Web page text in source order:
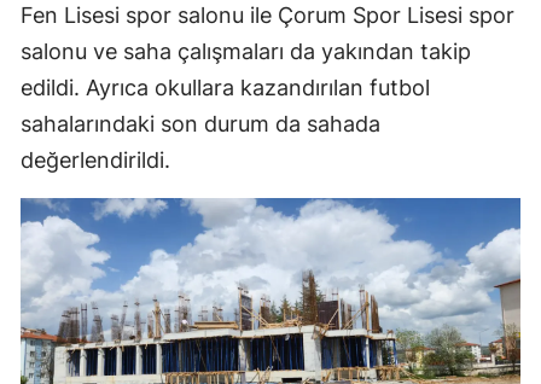
Rize
Sakarya
Samsun
Sinop
Sivas
Tekirdağ
Tokat
Fen Lisesi spor salonu ile Çorum Spor Lisesi spor
salonu ve saha çalışmaları da yakından takip
edildi. Ayrıca okullara kazandırılan futbol
sahalarındaki son durum da sahada
değerlendirildi.